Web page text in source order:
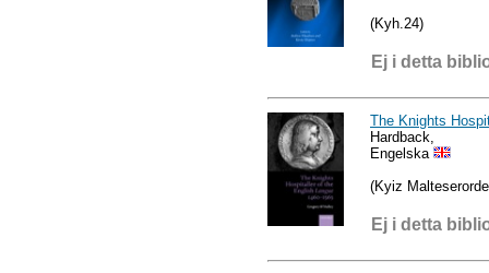
(Kyh.24)
Ej i detta
The Knights
Hardback,
Engelska
(Kyiz
Ej i detta